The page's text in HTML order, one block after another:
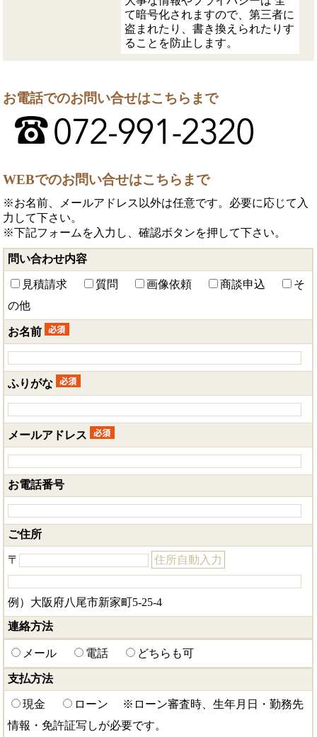
て暗号化されますので、第三者に
盗まれたり、書き換えられたりす
ることを防止します。
お電話でのお問い合せはこちらまで
WEBでのお問い合せはこちらまで
※お名前、メールアドレス以外は任意です。必要に応じて入
力して下さい。
※下記フォームを入力し、確認ボタンを押して下さい。
問い合わせ内容
見積請求 質問 画像依頼 商談申込
そ
の他
お名前
ふりがな
メールアドレス
お電話番号
ご住所
〒 住所自動入力
例）大阪府八尾市新家町5-25-4
連絡方法
メール 電話 どちらも可
支払方法
現金 ローン ※ローン審査時、生年月日・勤務先
情報・免許証写しが必要です。